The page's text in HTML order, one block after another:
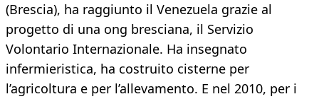
(Brescia), ha raggiunto il Venezuela grazie al
progetto di una ong bresciana, il Servizio
Volontario Internazionale. Ha insegnato
infermieristica, ha costruito cisterne per
l’agricoltura e per l’allevamento. E nel 2010, per i